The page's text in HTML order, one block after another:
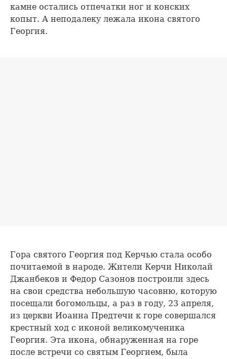
камне остались отпечатки ног и конских
копыт. А неподалеку лежала икона святого
Георгия.
Гора святого Георгия под Керчью стала особо
почитаемой в народе. Жители Керчи Николай
Джанбеков и Федор Сазонов построили здесь
на свои средства небольшую часовню, которую
посещали богомольцы, а раз в году, 23 апреля,
из церкви Иоанна Предтечи к горе совершался
крестный ход с иконой великомученика
Георгия. Эта икона, обнаруженная на горе
после встречи со святым Георгием, была